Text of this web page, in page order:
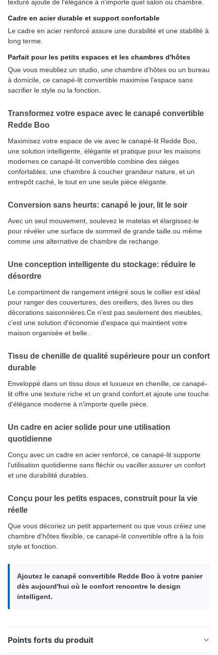
texturé ajoute de l'élégance à n'importe quel salon ou chambre.
Cadre en acier durable et support confortable
Le cadre en acier renforcé assure une durabilité et une stabilité à
long terme.
Parfait pour les petits espaces et les chambres d'hôtes
Que vous meubliez un studio, une chambre d'hôtes ou un bureau
à domicile, ce canapé-lit convertible maximise l'espace sans
sacrifier le style ou la fonction.
Transformez votre espace avec le canapé convertible
Redde Boo
Maximisez votre espace de vie avec le canapé-lit Redde Boo,
une solution intelligente, élégante et pratique pour les maisons
modernes.ce canapé-lit convertible combine des sièges
confortables, une chambre à coucher grandeur nature, et un
entrepôt caché, le tout en une seule pièce élégante.
Conversion sans heurts: canapé le jour, lit le soir
Avec un seul mouvement, soulevez le matelas et élargissez-le
pour révéler une surface de sommeil de grande taille.ou même
comme une alternative de chambre de rechange.
Une conception intelligente du stockage: réduire le
désordre
Le compartiment de rangement intégré sous le collier est idéal
pour ranger des couvertures, des oreillers, des livres ou des
décorations saisonnières.Ce n'est pas seulement des meubles,
c'est une solution d'économie d'espace qui maintient votre
maison organisée et belle..
Tissu de chenille de qualité supérieure pour un confort
durable
Enveloppé dans un tissu doux et luxueux en chenille, ce canapé-
lit offre une texture riche et un grand confort.et ajoute une touche
d'élégance moderne à n'importe quelle pièce.
Un cadre en acier solide pour une utilisation
quotidienne
Conçu avec un cadre en acier renforcé, ce canapé-lit supporte
l'utilisation quotidienne sans fléchir ou vaciller.assurer un confort
et une durabilité durables.
Conçu pour les petits espaces, construit pour la vie
réelle
Que vous décoriez un petit appartement ou que vous créiez une
chambre d'hôtes flexible, ce canapé-lit convertible offre à la fois
style et fonction.
Ajoutez le canapé convertible Redde Boo à votre panier
dès aujourd'hui où le confort rencontre le design
intelligent.
Points forts du produit